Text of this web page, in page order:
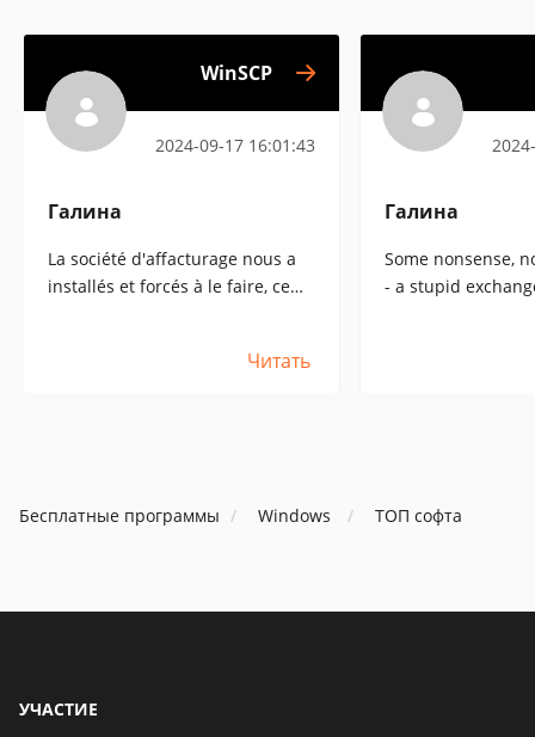
WinSCP
2024-09-17 16:01:43
Галина
La société d'affacturage nous a
installés et forcés à le faire, ce
d'affacturage l'a installé et nous
Читать
Галина
Some nonsense,
- a stupid
Бесплатные программы Windows ТОП софта
УЧАСТИЕ